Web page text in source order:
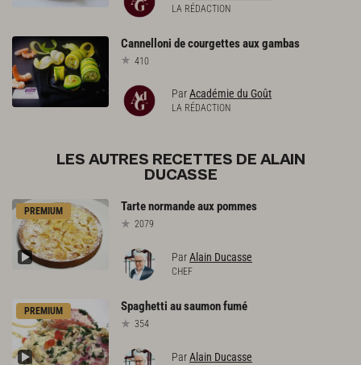
LA RÉDACTION
Cannelloni decourgettesauxgambas
410
ParAcadémie du Goût
LA RÉDACTION
LES AUTRES RECETTES DE ALAIN
DUCASSE
PREMIUM Tartenormandeauxpommes
2079
ParAlain Ducasse
CHEF
PREMIUM Spaghetti ausaumonfumé
354
ParAlain Ducasse